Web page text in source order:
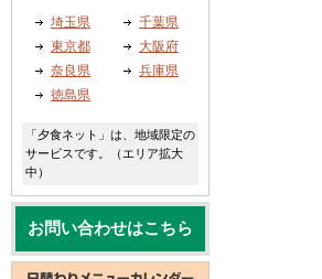
埼玉県
千葉県
東京都
大阪府
奈良県
兵庫県
徳島県
「夕食ネット」は、地域限定の
サービスです。（エリア拡大
中）
お問い合わせはこちら